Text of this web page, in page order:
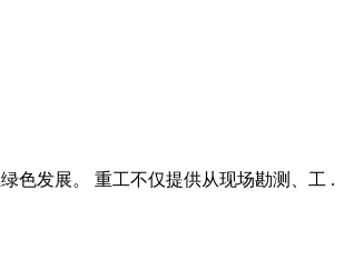
色发展。 重工不仅提供从现场勘测、工 .